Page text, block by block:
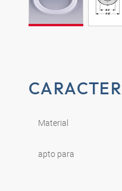
Material
apto para